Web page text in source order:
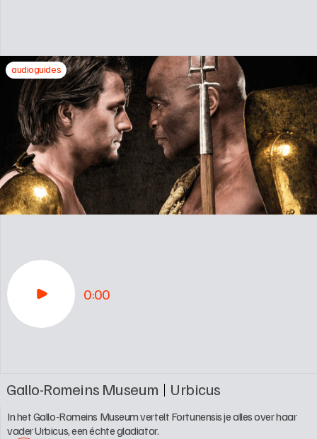
0:00
audioguides
Gallo-Romeins Museum Urbicus
In het Gallo-Romeins Museum vertelt Fortunensis je alles over haar
vader Urbicus, een échte gladiator.